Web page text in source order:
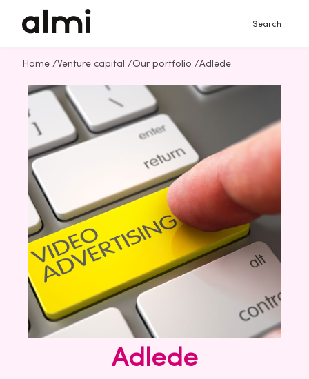
Search
Home /Venture capital /Our portfolio /Adlede
Adlede